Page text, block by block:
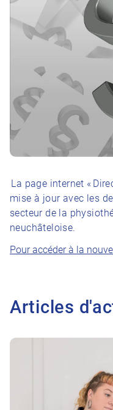
La page internet «
mise à jour avec les
secteur de la
neuchâteloise.
Pour accéder à la
Articles
Vers l'article